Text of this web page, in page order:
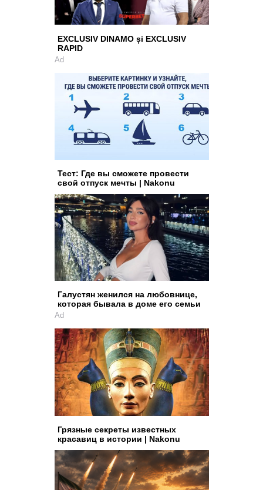
EXCLUSIV DINAMO și EXCLUSIV
RAPID
Ad
Тест: Где вы сможете провести
свой отпуск мечты | Nakonu
Галустян женился на любовнице,
которая бывала в доме его семьи
Ad
Грязные секреты известных
красавиц в истории | Nakonu